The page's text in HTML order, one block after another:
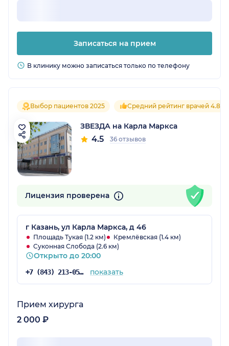
Записаться на прием
В клинику можно записаться только по телефону
Выбор пациентов 2025 Средний рейтинг врачей 4.8
ЗВЕЗДА на Карла Маркса
4.5 36 отзывов
Лицензия проверена
г Казань, ул Карла Маркса, д 46
Площадь Тукая (1.2 км)
Кремлёвская (1.4 км)
Суконная Слобода (2.6 км)
Открыто до 20:00
+7 (843) 213-05-65 показать
Прием хирурга
2 000 ₽